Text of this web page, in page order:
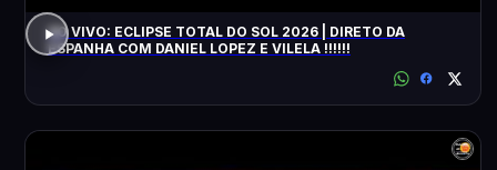
AO VIVO: ECLIPSE TOTAL DO SOL 2026 | DIRETO DA
ESPANHA COM DANIEL LOPEZ E VILELA !!!!!!